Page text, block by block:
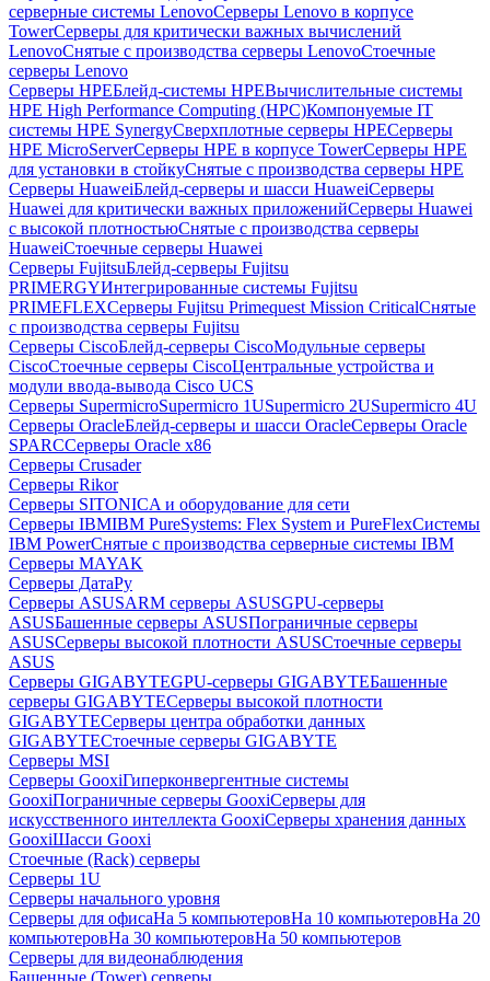
серверные системы LenovoСерверы Lenovo в корпусе
TowerСерверы для критически важных вычислений
LenovoСнятые с производства серверы LenovoСтоечные
серверы Lenovo
Серверы HPEБлейд-системы HPEВычислительные системы
HPE High Performance Computing (HPC)Компонуемые IT
системы HPE SynergyСверхплотные серверы HPEСерверы
HPE MicroServerСерверы HPE в корпусе TowerСерверы HPE
для установки в стойкуСнятые с производства серверы HPE
Серверы HuaweiБлейд-серверы и шасси HuaweiСерверы
Huawei для критически важных приложенийСерверы Huawei
с высокой плотностьюСнятые с производства серверы
HuaweiСтоечные серверы Huawei
Серверы FujitsuБлейд-серверы Fujitsu
PRIMERGYИнтегрированные системы Fujitsu
PRIMEFLEXСерверы Fujitsu Primequest Mission CriticalСнятые
с производства серверы Fujitsu
Серверы CiscoБлейд-серверы CiscoМодульные серверы
CiscoСтоечные серверы CiscoЦентральные устройства и
модули ввода-вывода Cisco UCS
Серверы SupermicroSupermicro 1USupermicro 2USupermicro 4U
Серверы OracleБлейд-серверы и шасси OracleСерверы Oracle
SPARCСерверы Oracle x86
Серверы Crusader
Серверы Rikor
Серверы SITONICA и оборудование для сети
Серверы IBMIBM PureSystems: Flex System и PureFlexСистемы
IBM PowerСнятые с производства серверные системы IBM
Серверы MAYAK
Серверы ДатаРу
Серверы ASUSARM серверы ASUSGPU-серверы
ASUSБашенные серверы ASUSПограничные серверы
ASUSСерверы высокой плотности ASUSСтоечные серверы
ASUS
Серверы GIGABYTEGPU-серверы GIGABYTEБашенные
серверы GIGABYTEСерверы высокой плотности
GIGABYTEСерверы центра обработки данных
GIGABYTEСтоечные серверы GIGABYTE
Серверы MSI
Серверы GooxiГиперконвергентные системы
GooxiПограничные серверы GooxiСерверы для
искусственного интеллекта GooxiСерверы хранения данных
GooxiШасси Gooxi
Стоечные (Rack) серверы
Серверы 1U
Серверы начального уровня
Серверы для офисаНа 5 компьютеровНа 10 компьютеровНа 20
компьютеровНа 30 компьютеровНа 50 компьютеров
Серверы для видеонаблюдения
Башенные (Tower) серверы